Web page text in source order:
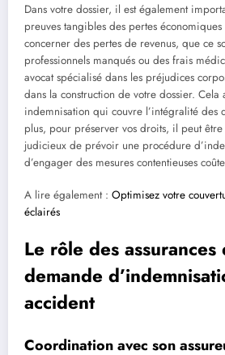
Dans votre dossier, il est également
preuves tangibles des pertes
concerner des pertes de revenus, que ce
professionnels manqués ou des frais
avocat spécialisé dans les préjudices
dans la construction de votre dossier.
indemnisation qui couvre l’intégralité des
plus, pour préserver vos droits, il peut
judicieux de prévoir une procédure
d’engager des mesures contentieuses
A lire également : Optimisez votre
éclairés
Le rôle des assurances
demande
accident
Coordination avec son